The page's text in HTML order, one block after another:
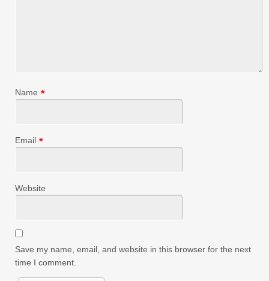
Name *
Email *
Website
Save my name, email, and website in this browser for the next
time I comment.